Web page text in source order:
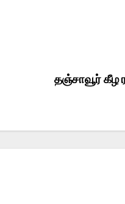
தஞ்சாவூர் கீழ